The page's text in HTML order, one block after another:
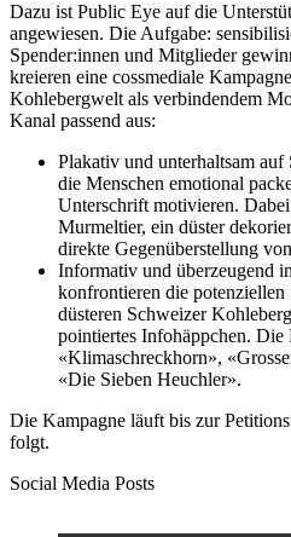
Dazu ist Public Eye auf die
angewiesen. Die Aufgabe:
Spender:innen und Mitglieder
kreieren eine cossmediale
Kohlebergwelt als verbindendem
Kanal passend aus:
Plakativ und unterhaltsam
die Menschen emotional
Unterschrift motivieren.
Murmeltier, ein düster
direkte Gegenüberstellung
Informativ und überzeugend
konfrontieren die potenziellen
düsteren Schweizer
pointiertes Infohäppchen. Die
«Klimaschreckhorn»,
«Die Sieben Heuchler».
Die Kampagne läuft bis zur
folgt.
Social Media Posts